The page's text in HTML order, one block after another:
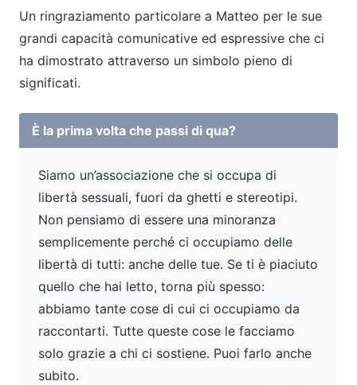
Un ringraziamento particolare a Matteo per le sue
grandi capacità comunicative ed espressive che ci
ha dimostrato attraverso un simbolo pieno di
significati.
È la prima volta che passi di qua?
Siamo un’associazione che si occupa di
libertà sessuali, fuori da ghetti e stereotipi.
Non pensiamo di essere una minoranza
semplicemente perché ci occupiamo delle
libertà di tutti: anche delle tue. Se ti è piaciuto
quello che hai letto, torna più spesso:
abbiamo tante cose di cui ci occupiamo da
raccontarti. Tutte queste cose le facciamo
solo grazie a chi ci sostiene. Puoi farlo anche
subito.